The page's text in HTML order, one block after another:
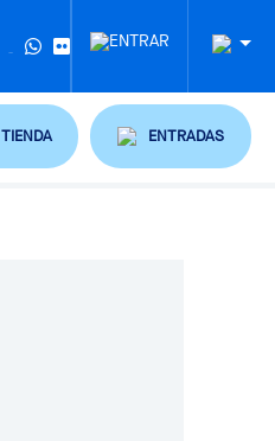
TIENDA ENTRADAS